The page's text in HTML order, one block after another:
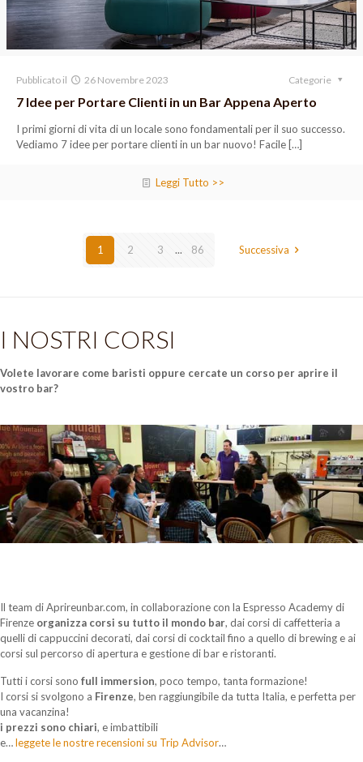
Pubblicato il 26 Novembre 2023 Categorie
7 Idee per Portare Clienti in un Bar Appena Aperto
I primi giorni di vita di un locale sono fondamentali per il suo successo.
Vediamo 7 idee per portare clienti in un bar nuovo! Facile […]
Leggi Tutto >>
1 2 3 ... 86 Successiva
I NOSTRI CORSI
Volete lavorare come baristi oppure cercate un corso per aprire il
vostro bar?
Il team di Aprireunbar.com, in collaborazione con la Espresso Academy di
Firenze organizza corsi su tutto il mondo bar, dai corsi di caffetteria a
quelli di cappuccini decorati, dai corsi di cocktail fino a quello di brewing e ai
corsi sul percorso di apertura e gestione di bar e ristoranti.
Tutti i corsi sono full immersion, poco tempo, tanta formazione!
I corsi si svolgono a Firenze, ben raggiungibile da tutta Italia, e perfetta per
una vacanzina!
i prezzi sono chiari, e imbattibili
e…leggete le nostre recensioni su Trip Advisor…